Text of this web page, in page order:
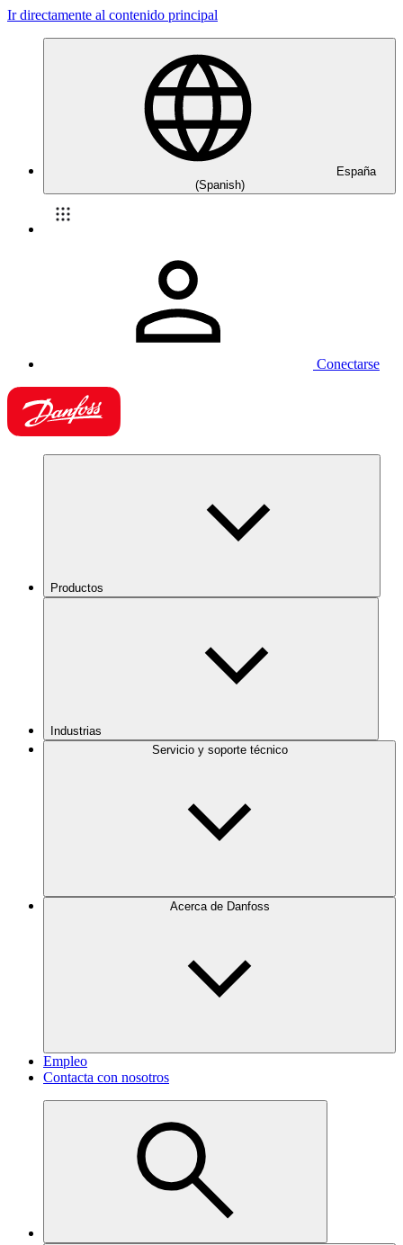
Ir directamente al contenido principal
España
(Spanish)
Conectarse
Productos
Industrias
Servicio y soporte técnico
Acerca de Danfoss
Empleo
Contacta con nosotros